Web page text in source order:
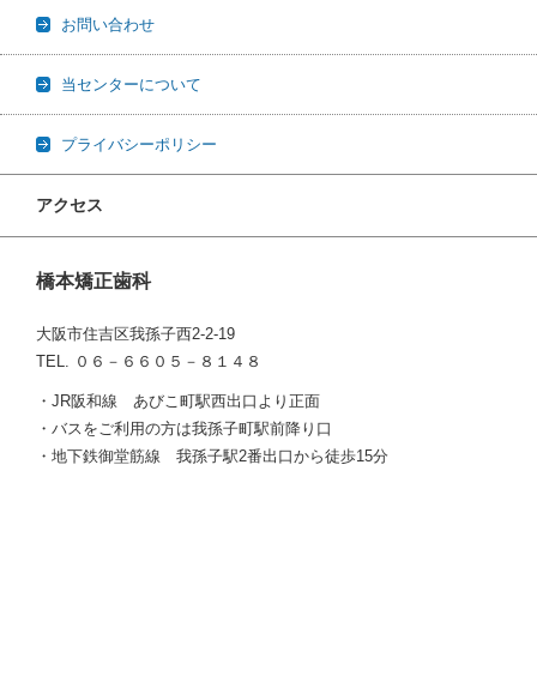
お問い合わせ
当センターについて
プライバシーポリシー
アクセス
橋本矯正歯科
大阪市住吉区我孫子西2-2-19
TEL. ０６－６６０５－８１４８
・JR阪和線 あびこ町駅西出口より正面
・バスをご利用の方は我孫子町駅前降り口
・地下鉄御堂筋線 我孫子駅2番出口から徒歩15分